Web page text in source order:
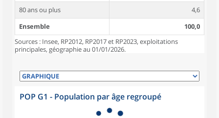
80 ans ou plus
4,6
Ensemble
100,0
Sources : Insee, RP2012, RP2017 et RP2023, exploitations
principales, géographie au 01/01/2026.
POP G1 - Population par âge regroupé